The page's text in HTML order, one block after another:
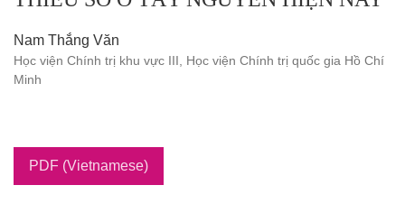
Nam Thắng Văn
Học viện Chính trị khu vực III, Học viện Chính trị quốc gia Hồ Chí
Minh
PDF (Vietnamese)